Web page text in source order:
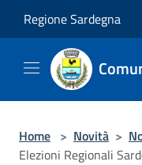
Regione Sardegna
Home > Novità >
Elezioni Regionali